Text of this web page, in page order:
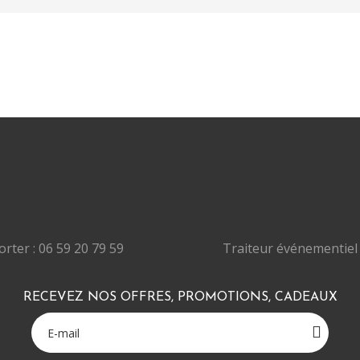
: 06 59 20 79 59 Traiteur événementiel
RECEVEZ NOS OFFRES, PROMOTIONS, CADEAUX